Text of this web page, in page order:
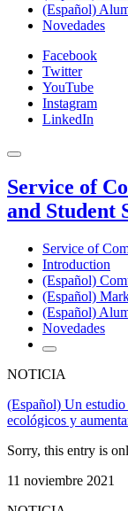
(Español)
Novedades
Facebook
Twitter
YouTube
Instagram
LinkedIn
Service of
and Student
Service of
Introduction
(Español)
(Español)
(Español)
Novedades
NOTICIA
(Español) Un
ecológicos y
Sorry, this entry is
11 noviembre 2021